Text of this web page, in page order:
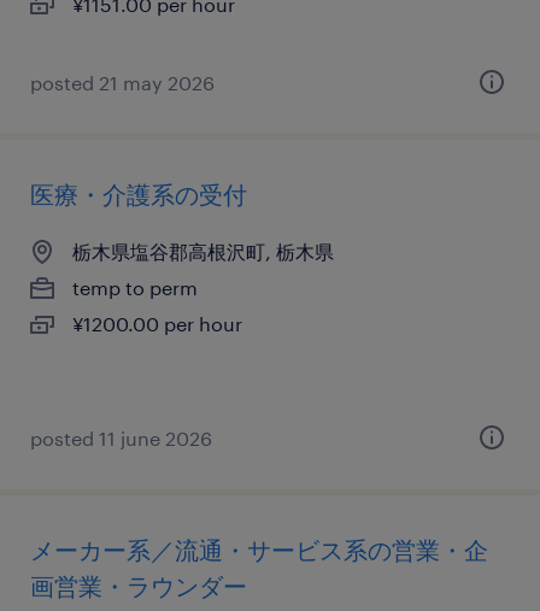
posted 21 may 2026
医療・介護系の受付
栃木県塩谷郡高根沢町, 栃木県
temp to perm
¥1200.00 per hour
posted 11 june 2026
メーカー系／流通・サービス系の営業・企
画営業・ラウンダー